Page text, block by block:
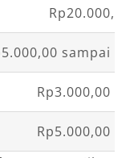
sampai
Rp3.000,00
Rp5.000,00